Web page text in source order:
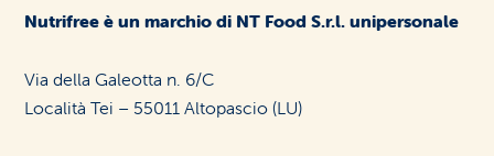
Nutrifree è un marchio di NT Food S.r.l. unipersonale
Via della Galeotta n. 6/C
Località Tei – 55011 Altopascio (LU)